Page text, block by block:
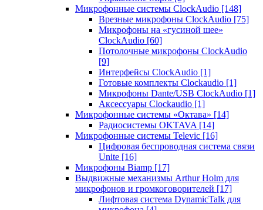
Микрофонные системы ClockAudio [148]
Врезные микрофоны ClockAudio [75]
Микрофоны на «гусиной шее»
ClockAudio [60]
Потолочные микрофоны ClockAudio
[9]
Интерфейсы ClockAudio [1]
Готовые комплекты Clockaudio [1]
Микрофоны Dante/USB ClockAudio [1]
Аксессуары Clockaudio [1]
Микрофонные системы «Октава» [14]
Радиосистемы OKTAVA [14]
Микрофонные системы Televic [16]
Цифровая беспроводная система связи
Unite [16]
Микрофоны Biamp [17]
Выдвижные механизмы Arthur Holm для
микрофонов и громкоговорителей [17]
Лифтовая система DynamicTalk для